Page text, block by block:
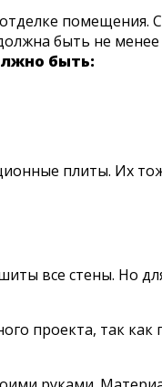
помещения.
быть не
быть:
плиты. Их
все стены. Но
проекта, так как